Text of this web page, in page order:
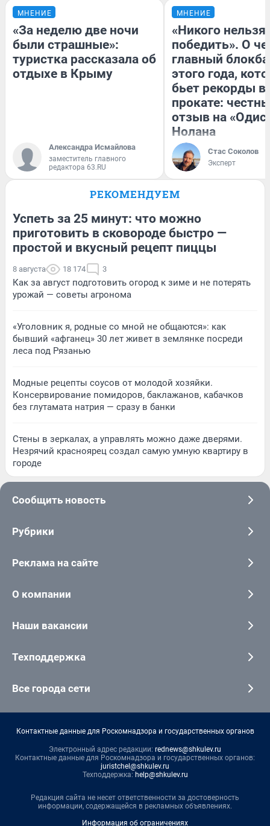
МНЕНИЕ
«За неделю две ночи
были страшные»:
туристка рассказала об
отдыхе в Крыму
Александра Исмайлова
заместитель главного
редактора 63.RU
МНЕНИЕ
«Никого нельзя
победить». О
главный
этого года,
бьет рекорды в
прокате:
отзыв на
Нолана
Стас Соколов
Эксперт
РЕКОМЕНДУЕМ
Успеть за 25 минут: что можно
приготовить в сковороде быстро —
простой и вкусный рецепт пиццы
8 августа 18 174 3
Как за август подготовить огород к зиме и не потерять
урожай — советы агронома
«Уголовник я, родные со мной не общаются»: как
бывший «афганец» 30 лет живет в землянке посреди
леса под Рязанью
Модные рецепты соусов от молодой хозяйки.
Консервирование помидоров, баклажанов, кабачков
без глутамата натрия — сразу в банки
Стены в зеркалах, а управлять можно даже дверями.
Незрячий красноярец создал самую умную квартиру в
городе
Сообщить новость
Рубрики
Реклама на сайте
О компании
Наши вакансии
Техподдержка
Все города сети
Контактные данные для Роскомнадзора и государственных органов
Электронный адрес редакции: rednews@shkulev.ru
Контактные данные для Роскомнадзора и государственных органов:
juristchel@shkulev.ru
Техподдержка: help@shkulev.ru
Редакция сайта не несет ответственности за достоверность
информации, содержащейся в рекламных объявлениях.
Информация об ограничениях